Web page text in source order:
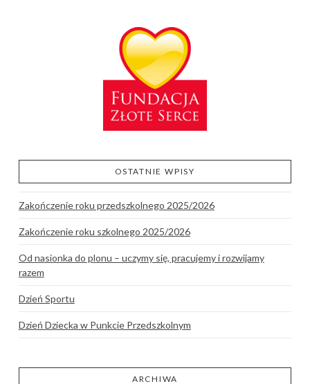
OSTATNIE WPISY
Zakończenie roku przedszkolnego 2025/2026
Zakończenie roku szkolnego 2025/2026
Od nasionka do plonu – uczymy się, pracujemy i rozwijamy
razem
Dzień Sportu
Dzień Dziecka w Punkcie Przedszkolnym
ARCHIWA